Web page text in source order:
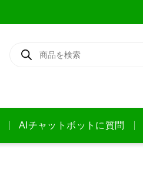
AIチャットボットに質問